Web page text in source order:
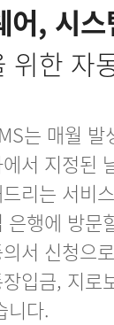
어, 시
위한 자
는 매월
서 지정된
리는 서비
은행에 방문
서 신청으
입금, 지로
니다.